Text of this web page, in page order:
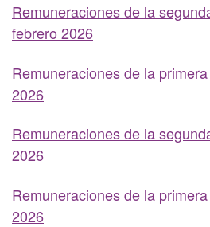
Remuneraciones de la
febrero 2026
Remuneraciones de la
2026
Remuneraciones de la
2026
Remuneraciones de la
2026